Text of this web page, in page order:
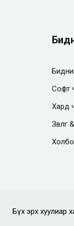
Софт
Хард
Бүх эрх хуулиар